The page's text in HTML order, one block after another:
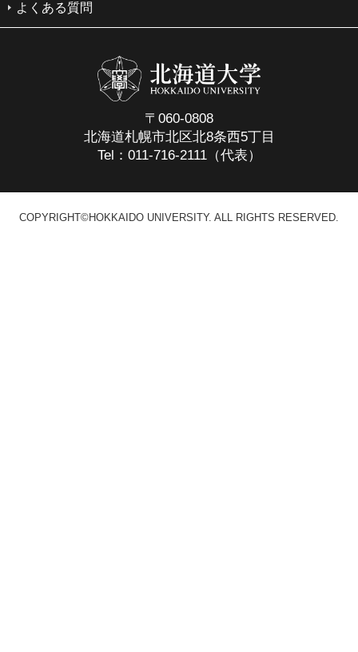
よくある質問
〒060-0808
北海道札幌市北区北8条西5丁目
Tel：011-716-2111（代表）
COPYRIGHT©HOKKAIDO UNIVERSITY. ALL RIGHTS RESERVED.